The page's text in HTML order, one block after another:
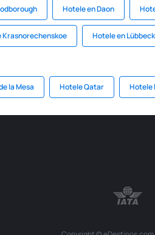
Hotele en Daon
Krasnorechenskoe Hotele en
la Mesa Hotele Qatar Hotele